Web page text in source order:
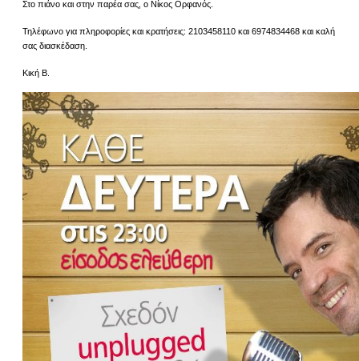
Στο πιάνο και στην παρέα σας, ο Νίκος Ορφανός.
Τηλέφωνο για πληροφορίες και κρατήσεις: 2103458110 και 6974834468 και καλή
σας διασκέδαση.
Κική Β.